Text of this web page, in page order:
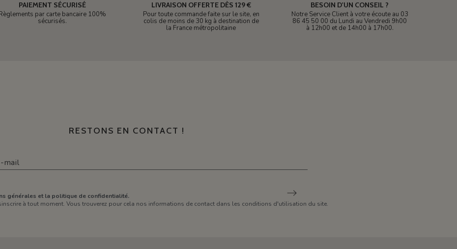
PAIEMENT SÉCURISÉ
par carte bancaire 100%
sécurisés.
LIVRAISON OFFERTE DÈS 129 €
Pour toute commande faite sur le site, en
colis de moins de 30 kg à destination de
la France métropolitaine
BESOIN D'UN CONSEIL ?
Notre Service Client à votre écoute au 03
86 45 50 00 du Lundi au Vendredi 9h00
à 12h00 et de 14h00 à 17h00.
RESTONS EN CONTACT !
générales et la politique de confidentialité.
à tout moment. Vous trouverez pour cela nos informations de contact dans les conditions d'utilisation du site.